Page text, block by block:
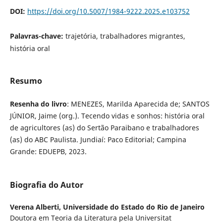
DOI: https://doi.org/10.5007/1984-9222.2025.e103752
Palavras-chave: trajetória, trabalhadores migrantes,
história oral
Resumo
Resenha do livro: MENEZES, Marilda Aparecida de; SANTOS
JÚNIOR, Jaime (org.). Tecendo vidas e sonhos: história oral
de agricultores (as) do Sertão Paraibano e trabalhadores
(as) do ABC Paulista. Jundiaí: Paco Editorial; Campina
Grande: EDUEPB, 2023.
Biografia do Autor
Verena Alberti, Universidade do Estado do Rio de Janeiro
Doutora em Teoria da Literatura pela Universitat